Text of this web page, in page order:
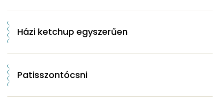
Házi ketchup egyszerűen
Patisszontócsni